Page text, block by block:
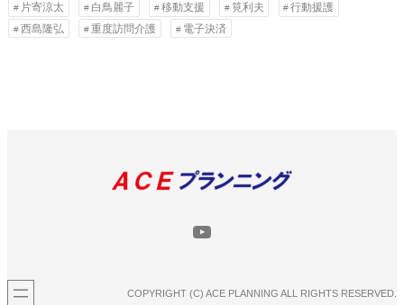
片寄涼太
白鳥麗子 移動支援 筧利夫
行動援護
西島隆弘
重度訪問介護 電子決済
YouTube
COPYRIGHT (C) ACE PLANNING ALL RIGHTS RESERVED.